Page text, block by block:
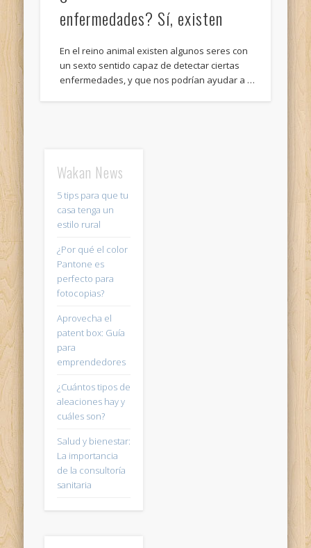
enfermedades? Sí, existen
En el reino animal existen algunos seres con
un sexto sentido capaz de detectar ciertas
enfermedades, y que nos podrían ayudar a …
Wakan News
5 tips para que tu
casa tenga un
estilo rural
¿Por qué el color
Pantone es
perfecto para
fotocopias?
Aprovecha el
patent box: Guía
para
emprendedores
¿Cuántos tipos de
aleaciones hay y
cuáles son?
Salud y bienestar:
La importancia
de la consultoría
sanitaria